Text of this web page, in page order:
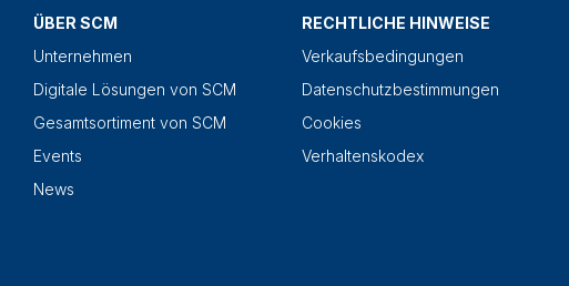
ÜBER SCM
Unternehmen
Digitale Lösungen von SCM
Gesamtsortiment von SCM
Events
News
RECHTLICHE HINWEISE
Verkaufsbedingungen
Datenschutzbestimmungen
Cookies
Verhaltenskodex